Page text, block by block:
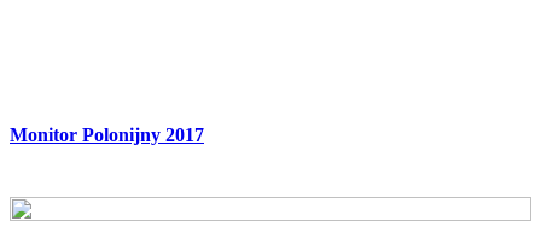
Monitor Polonijny 2017